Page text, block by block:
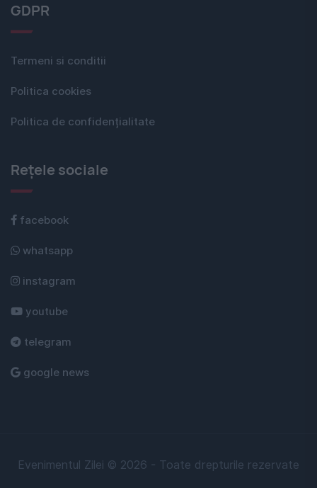
GDPR
Termeni si conditii
Politica cookies
Politica de confidențialitate
Rețele sociale
facebook
whatsapp
instagram
youtube
telegram
google news
Evenimentul Zilei © 2026 - Toate drepturile rezervate